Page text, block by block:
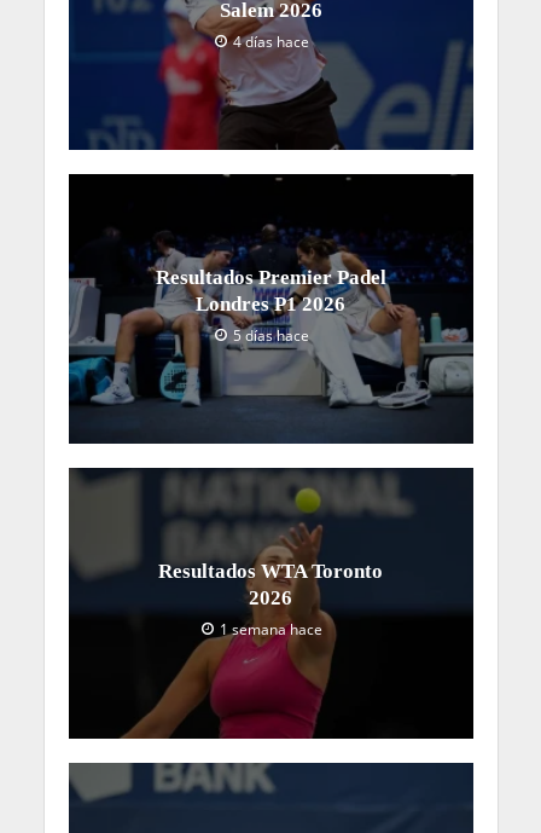
Salem 2026
4 días hace
Resultados Premier Padel
Londres P1 2026
5 días hace
Resultados WTA Toronto
2026
1 semana hace